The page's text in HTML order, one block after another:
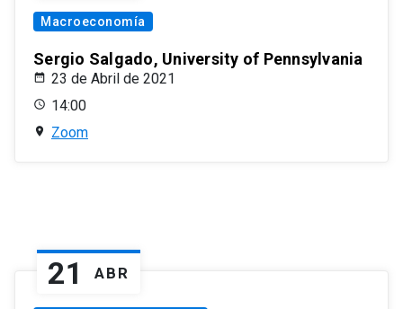
Macroeconomía
Sergio Salgado, University of Pennsylvania
23 de Abril de 2021
14:00
Zoom
21 ABR